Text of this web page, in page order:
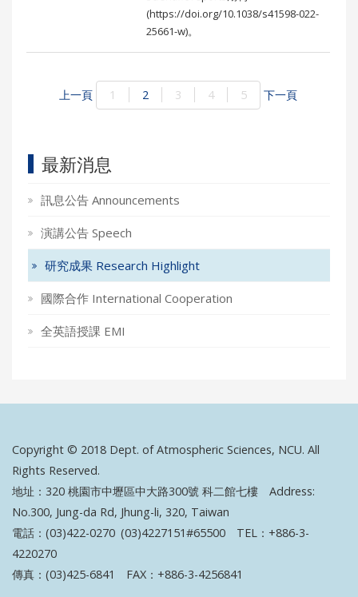
(https://doi.org/10.1038/s41598-022-
25661-w)。
上一頁 1 2 3 4 5 下一頁
最新消息
訊息公告 Announcements
演講公告 Speech
研究成果 Research Highlight
國際合作 International Cooperation
全英語授課 EMI
Copyright © 2018 Dept. of Atmospheric Sciences, NCU. All
Rights Reserved.
地址：320 桃園市中壢區中大路300號 科二館七樓 Address:
No.300, Jung-da Rd, Jhung-li, 320, Taiwan
電話：(03)422-0270 (03)4227151#65500 TEL：+886-3-
4220270
傳真：(03)425-6841 FAX：+886-3-4256841